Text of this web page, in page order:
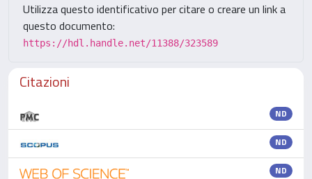
Utilizza questo identificativo per citare o creare un link a
questo documento:
https://hdl.handle.net/11388/323589
Citazioni
ND
ND
ND